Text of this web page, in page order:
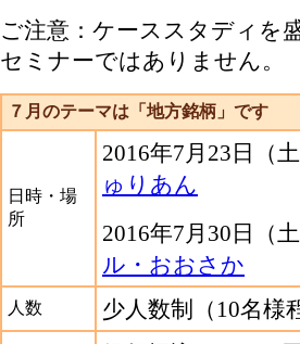
ご注意：ケーススタディを
セミナーではありません。
７月のテーマは「地方銘柄」です
日時・場
所
2016年7月23日
ゅりあん
2016年7月30日
ル・おおさか
人数 少人数制（10名様